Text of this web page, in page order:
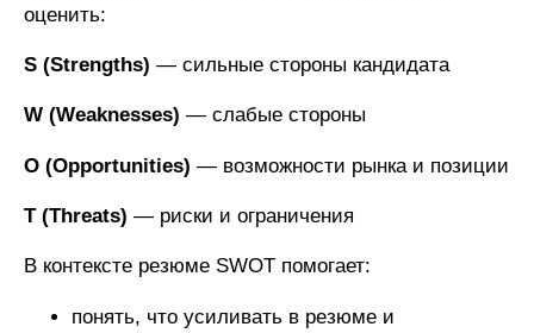
оценить:
S (Strengths) — сильные стороны кандидата
W (Weaknesses) — слабые стороны
O (Opportunities) — возможности рынка и позиции
T (Threats) — риски и ограничения
В контексте резюме SWOT помогает:
понять, что усиливать в резюме и